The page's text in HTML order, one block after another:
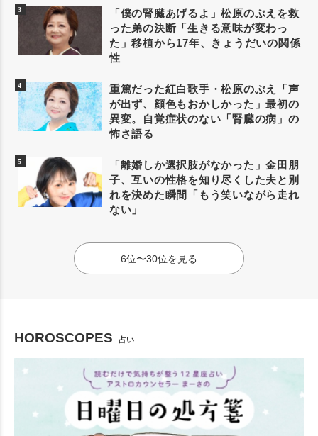
「僕の腎臓あげるよ」松原のぶえを救
った弟の決断「生きる意味が変わっ
た」移植から17年、きょうだいの関係
性
重篤だった紅白歌手・松原のぶえ「声
が出ず、顔色もおかしかった」最初の
異変。自覚症状のない「腎臓の病」の
怖さ語る
「離婚しか選択肢がなかった」金田朋
子、互いの性格を知り尽くした夫と別
れを決めた瞬間「もう笑いながら走れ
ない」
6位〜30位を見る
HOROSCOPES 占い